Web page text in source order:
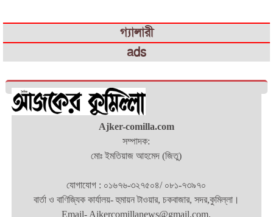
গ্যালারী
ads
Ajker-comilla.com
সম্পাদক:
মোঃ ইমতিয়াজ আহমেদ (জিতু)
যোগাযোগ : ০১৬৭৬-৩২৭৫০৪/ ০৮১-৭৩৯৭০
বার্তা ও বাণিজ্যিক কার্যালয়- হুমায়ন টাওয়ার, চকবাজার, সদর,কুমিল্লা।
Email- Ajkercomillanews@gmail.com.